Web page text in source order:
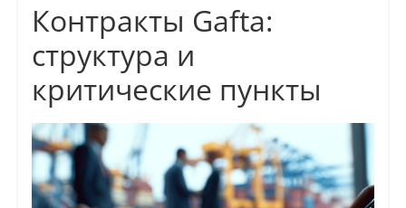
Контракты Gafta:
структура и
критические пункты